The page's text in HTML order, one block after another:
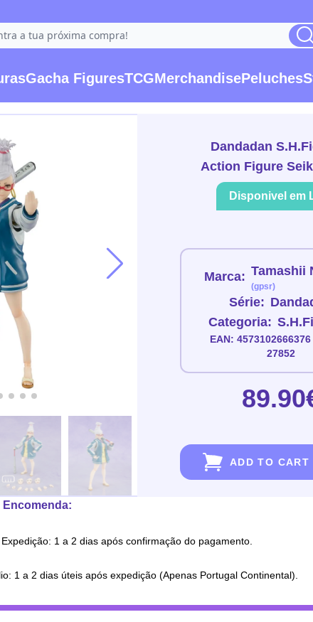
Gacha FiguresTCGMerchandisePeluches
Dandadan
Action Figure
Disponivel em
Marca: Tamashii
(gpsr)
Série:
Categoria:
EAN: 4573102666376
27852
ADD TO CART
Encomenda:
1 a 2 dias após confirmação do pagamento.
1 a 2 dias úteis após expedição (Apenas Portugal Continental).